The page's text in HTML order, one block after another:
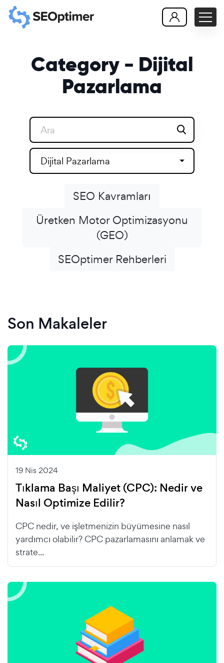
Category - Dijital
Pazarlama
Dijital Pazarlama
SEO Kavramları
Üretken Motor Optimizasyonu
(GEO)
SEOptimer Rehberleri
Son Makaleler
19 Nis 2024
Tıklama Başı Maliyet (CPC): Nedir ve
Nasıl Optimize Edilir?
CPC nedir, ve işletmenizin büyümesine nasıl
yardımcı olabilir? CPC pazarlamasını anlamak ve
strate...